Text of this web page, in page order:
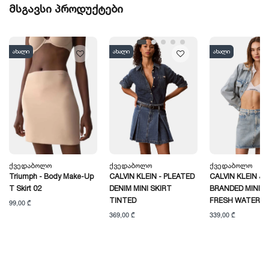
მსგავსი პროდუქტები
ახალი
Ქვედაბოლო
Triumph - Body Make-Up
T Skirt 02
99,00 ₾
ახალი
Ქვედაბოლო
CALVIN KLEIN - PLEATED
DENIM MINI SKIRT
TINTED
369,00 ₾
ახალი
Ქვედაბოლო
CALVIN KLEIN
BRANDED MINI
FRESH WATER
339,00 ₾